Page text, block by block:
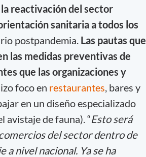
reactivación del sector
sanitaria a todos los
postpandemia.Las pautas que
las medidas preventivas de
que las organizaciones y
foco en restaurantes, bares y
en un diseño especializado
avistaje de fauna). “Esto será
del sector dentro de
a nivel nacional. Ya se ha